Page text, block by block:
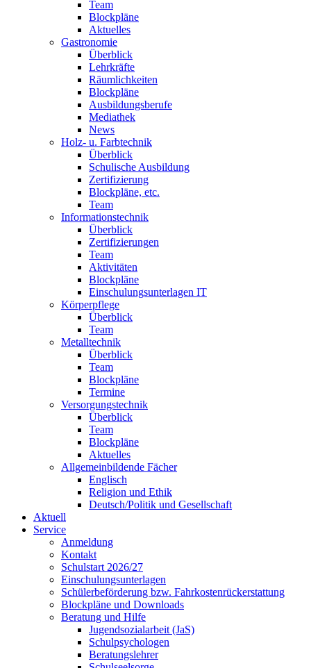
Team
Blockpläne
Aktuelles
Gastronomie
Überblick
Lehrkräfte
Räumlichkeiten
Blockpläne
Ausbildungsberufe
Mediathek
News
Holz- u. Farbtechnik
Überblick
Schulische Ausbildung
Zertifizierung
Blockpläne, etc.
Team
Informationstechnik
Überblick
Zertifizierungen
Team
Aktivitäten
Blockpläne
Einschulungsunterlagen IT
Körperpflege
Überblick
Team
Metalltechnik
Überblick
Team
Blockpläne
Termine
Versorgungstechnik
Überblick
Team
Blockpläne
Aktuelles
Allgemeinbildende Fächer
Englisch
Religion und Ethik
Deutsch/Politik und Gesellschaft
Aktuell
Service
Anmeldung
Kontakt
Schulstart 2026/27
Einschulungsunterlagen
Schülerbeförderung bzw. Fahrkostenrückerstattung
Blockpläne und Downloads
Beratung und Hilfe
Jugendsozialarbeit (JaS)
Schulpsychologen
Beratungslehrer